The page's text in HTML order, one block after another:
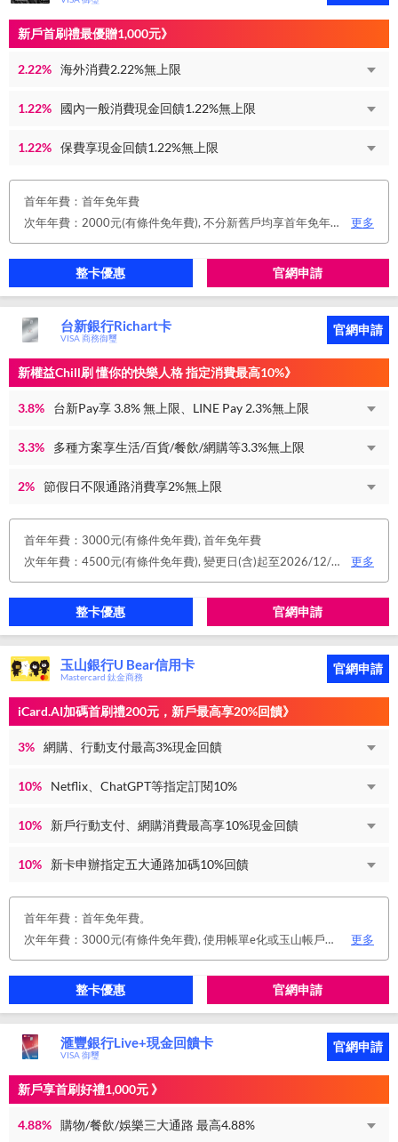
新戶首刷禮最優贈1,000元》
2.22% 海外消費2.22%無上限
1.22% 國內一般消費現金回饋1.22%無上限
1.22% 保費享現金回饋1.22%無上限
首年年費：首年免年費
次年年費：2000元(有條件免年費), 不分新舊戶均享首年免年費，第二年起符合以下條件享年費優惠辦法： 1.使用非紙本帳單(電子帳單或行動帳單)終身免年費。 2.前一年消費滿8 萬或 12 次享次年免年費。
更多
整卡優惠 官網申請
台新銀行Richart卡
VISA 商務御璽
官網申請
新權益Chill刷 懂你的快樂人格 指定消費最高10%》
3.8% 台新Pay享 3.8% 無上限、LINE Pay 2.3%無上限
3.3% 多種方案享生活/百貨/餐飲/網購等3.3%無上限
2% 節假日不限通路消費享2%無上限
首年年費：3000元(有條件免年費), 首年免年費
次年年費：4500元(有條件免年費), 變更日(含)起至2026/12/31止，符合原卡別之免年費消費條件 或 使用台新信用卡數位帳單(包含電子/行動帳單)且生效，即享免年費優惠。
更多
整卡優惠 官網申請
玉山銀行U Bear信用卡
Mastercard 鈦金商務
官網申請
iCard.AI加碼首刷禮200元，新戶最高享20%回饋》
3% 網購、行動支付最高3%現金回饋
10% Netflix、ChatGPT等指定訂閱10%
10% 新戶行動支付、網購消費最高享10%現金回饋
10% 新卡申辦指定五大通路加碼10%回饋
首年年費：首年免年費。
次年年費：3000元(有條件免年費), 使用帳單e化或玉山帳戶自動扣繳信用卡款或任消費一筆享免年費優惠。
更多
整卡優惠 官網申請
滙豐銀行Live+現金回饋卡
VISA 御璽
官網申請
新戶享首刷好禮1,000元 》
4.88% 購物/餐飲/娛樂三大通路 最高4.88%